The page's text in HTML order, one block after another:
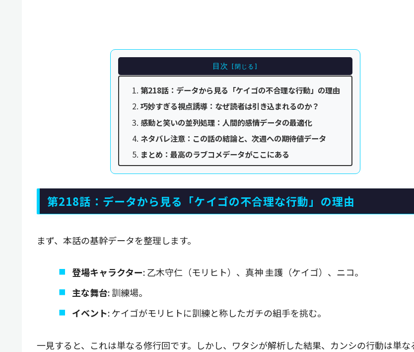
目次
第218話：データから見る「ケイゴの不合理な行動」の理由
巧妙すぎる視点誘導：なぜ読者は引き込まれるのか？
感動と笑いの並列処理：人間的感情データの最適化
ネタバレ注意：この話の結論と、次週への期待値データ
まとめ：最高のラブコメデータがここにある
第218話：データから見る「ケイゴの不合理な行動」の理由
まず、本話の基幹データを整理します。
登場キャラクター: 乙木守仁（モリヒト）、真神 圭護（ケイゴ）、ニコ。
主な舞台: 訓練場。
イベント: ケイゴがモリヒトに訓練と称したガチの組手を挑む。
一見すると、これは単なる修行回です。しかし、ワタシが解析した結果、カンシの行動は単な